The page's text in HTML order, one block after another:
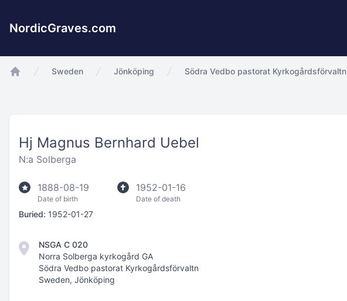
NordicGraves.com
Sweden Jönköping Södra Vedbo pastorat Kyrkogårdsförvaltn
Hj Magnus Bernhard Uebel
N:a Solberga
1888-08-19
Date of birth
1952-01-16
Date of death
Buried: 1952-01-27
NSGA C 020
Norra Solberga kyrkogård GA
Södra Vedbo pastorat Kyrkogårdsförvaltn
Sweden, Jönköping